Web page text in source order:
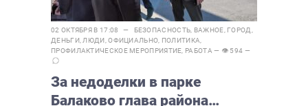
02 ОКТЯБРЯ В 17:08 — БЕЗОПАСНОСТЬ ВАЖНОЕ ГОРОД
ДЕНЬГИ, ЛЮДИ ,ОФИЦИАЛЬНО ПОЛИТИКА
ПРОФИЛАКТИЧЕСКОЕ МЕРОПРИЯТИЕ РАБОТА — 👁 594 —
За недоделки в парке
Балаково глава района